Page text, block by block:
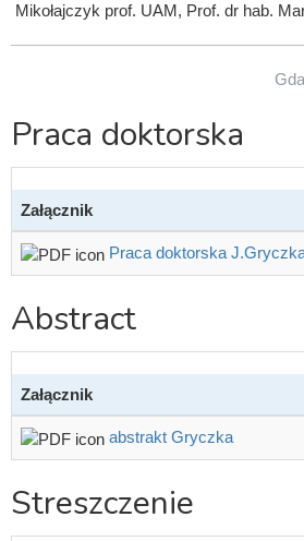
Mikołajczyk prof. UAM, Prof. dr hab.
Praca doktorska
Załącznik
Praca doktorska
Abstract
Załącznik
abstrakt Gryczka
Streszczenie